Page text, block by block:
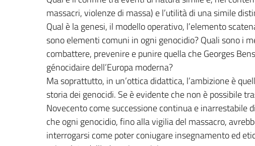
massacri, violenze di massa) e l’utilità di una simile
Qual è la genesi, il modello operativo, l’elemento
sono elementi comuni in ogni genocidio? Quali sono i
combattere, prevenire e punire quella che Georges
génocidaire dell’Europa moderna?
Ma soprattutto, in un’ottica didattica, l’ambizione è
storia dei genocidi. Se è evidente che non è possibile
Novecento come successione continua e
che ogni genocidio, fino alla vigilia del massacro,
interrogarsi come poter coniugare insegnamento ed